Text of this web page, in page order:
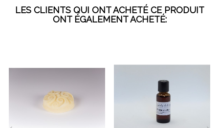
LES CLIENTS QUI ONT ACHETÉ CE PRODUIT
ONT ÉGALEMENT ACHETÉ: